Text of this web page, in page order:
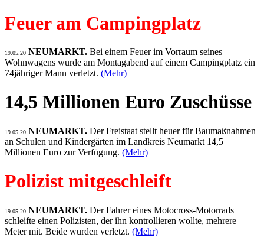
Feuer am Campingplatz
19.05.20 NEUMARKT. Bei einem Feuer im Vorraum seines
Wohnwagens wurde am Montagabend auf einem Campingplatz ein
74jähriger Mann verletzt. (Mehr)
14,5 Millionen Euro Zuschüsse
19.05.20 NEUMARKT. Der Freistaat stellt heuer für Baumaßnahmen
an Schulen und Kindergärten im Landkreis Neumarkt 14,5
Millionen Euro zur Verfügung. (Mehr)
Polizist mitgeschleift
19.05.20 NEUMARKT. Der Fahrer eines Motocross-Motorrads
schleifte einen Polizisten, der ihn kontrollieren wollte, mehrere
Meter mit. Beide wurden verletzt. (Mehr)